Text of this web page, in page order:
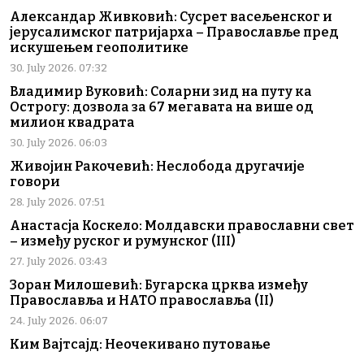
Александар Живковић: Сусрет васељенског и
јерусалимског патријарха – Православље пред
искушењем геополитике
30. July 2026. 07:32
Владимир Вуковић: Соларни зид на путу ка
Острогу: дозвола за 67 мегавата на више од
милион квадрата
30. July 2026. 06:03
Живојин Ракочевић: Неслобода другачије
говори
28. July 2026. 07:51
Анастасја Коскело: Молдавски православни свет
– између руског и румунског (III)
27. July 2026. 03:43
Зоран Милошевић: Бугарска црква између
Православља и НАТО православља (II)
24. July 2026. 06:07
Ким Вајтсајд: Неочекивано путовање